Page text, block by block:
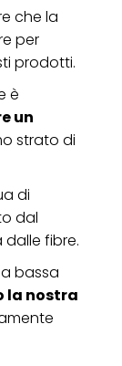
che la
per
prodotti.
è
un
strato di
di
dal
fibre.
bassa
la nostra